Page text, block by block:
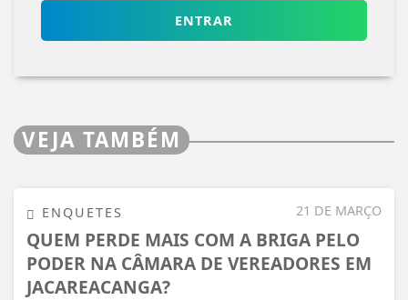
ENTRAR
VEJA TAMBÉM
21 DE MARÇO
ENQUETES
QUEM PERDE MAIS COM A BRIGA PELO
PODER NA CÂMARA DE VEREADORES EM
JACAREACANGA?